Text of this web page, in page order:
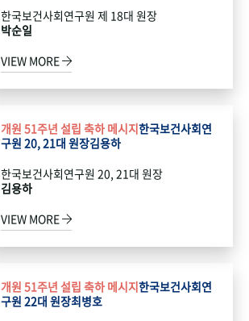
한국보건사회연구원 제 18대 원장
박순일
VIEW MORE
개원 51주년 설립 축하 메시지한국보건사회연
구원 20, 21대 원장김용하
한국보건사회연구원 20, 21대 원장
김용하
VIEW MORE
개원 51주년 설립 축하 메시지한국보건사회연
구원 22대 원장최병호